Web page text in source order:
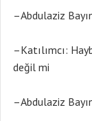
–Abdulaziz
–Katılımcı:
değil mi
–Abdulaziz